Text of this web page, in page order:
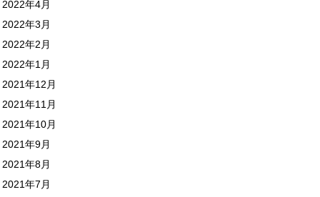
2022年4月
2022年3月
2022年2月
2022年1月
2021年12月
2021年11月
2021年10月
2021年9月
2021年8月
2021年7月